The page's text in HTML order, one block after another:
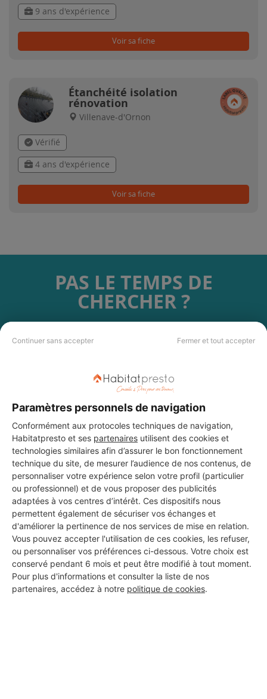
Continuer sans accepter Fermer et tout accepter
Paramètres personnels de navigation
Conformément aux protocoles techniques de navigation,
Habitatpresto et ses partenaires utilisent des cookies et
technologies similaires afin d’assurer le bon fonctionnement
technique du site, de mesurer l’audience de nos contenus, de
personnaliser votre expérience selon votre profil (particulier
ou professionnel) et de vous proposer des publicités
adaptées à vos centres d’intérêt. Ces dispositifs nous
permettent également de sécuriser vos échanges et
d'améliorer la pertinence de nos services de mise en relation.
Vous pouvez accepter l'utilisation de ces cookies, les refuser,
ou personnaliser vos préférences ci-dessous. Votre choix est
conservé pendant 6 mois et peut être modifié à tout moment.
Pour plus d'informations et consulter la liste de nos
partenaires, accédez à notre politique de cookies.
9 ans d'expérience
Voir sa fiche
Étanchéité isolation
rénovation
Villenave-d'Ornon
Vérifié
4 ans d'expérience
Voir sa fiche
PAS LE TEMPS DE
CHERCHER ?
choisir ? Demandez des devis travaux
auprès de notre réseau de 5 000
DEMANDER UN DEVIS
Les 1 autres Carreleurs pour
vos travaux à Blaye
PRo-TECH
Blaye